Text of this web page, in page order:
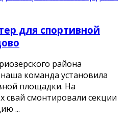
для спортивной
района
команда установила
площадки. На
свай смонтировали секции
...